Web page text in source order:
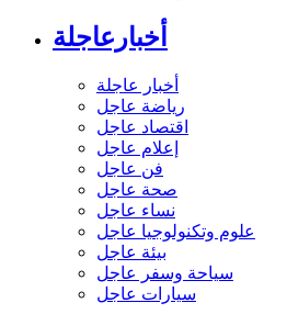
أخبارعاجلة
أخبار عاجلة
رياضة عاجل
اقتصاد عاجل
إعلام عاجل
فن عاجل
صحة عاجل
نساء عاجل
علوم وتكنولوجيا عاجل
بيئة عاجل
سياحة وسفر عاجل
سيارات عاجل